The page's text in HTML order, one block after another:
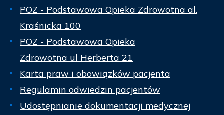
POZ - Podstawowa Opieka Zdrowotna al.
Kraśnicka 100
POZ - Podstawowa Opieka
Zdrowotna ul Herberta 21
Karta praw i obowiązków pacjenta
Regulamin odwiedzin pacjentów
Udostępnianie dokumentacji medycznej